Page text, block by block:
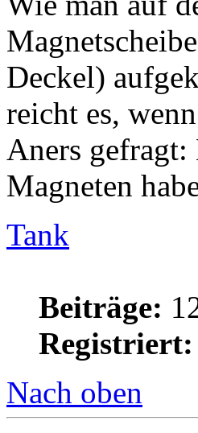
Deckel)
reicht es,
Aners
Magneten
Tank
Beiträge:
Registriert:
Nach oben